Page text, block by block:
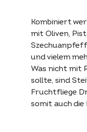
Projekte
Übersicht
Projekte
Kombiniert
mit Oliven,
und vielem
Was nicht mit
sollte, sind
Fruchtfliege
somit auch die